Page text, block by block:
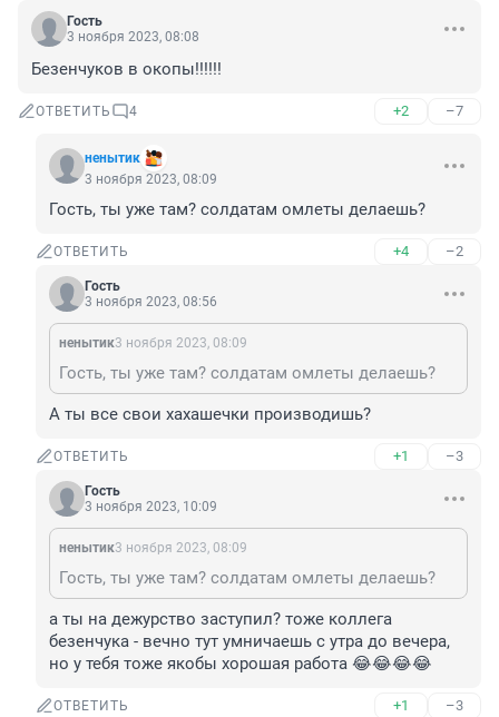
Гость
3 ноября 2023, 08:08
Безенчуков в окопы!!!!!!
ОТВЕТИТЬ 4 +2 –7
ненытик
3 ноября 2023, 08:09
Гость, ты уже там? солдатам омлеты делаешь?
ОТВЕТИТЬ +4 –2
Гость
3 ноября 2023, 08:56
ненытик3 ноября 2023, 08:09
Гость, ты уже там? солдатам омлеты делаешь?
А ты все свои хахашечки производишь?
ОТВЕТИТЬ +1 –3
Гость
3 ноября 2023, 10:09
ненытик3 ноября 2023, 08:09
Гость, ты уже там? солдатам омлеты делаешь?
а ты на дежурство заступил? тоже коллега
безенчука - вечно тут умничаешь с утра до вечера,
но у тебя тоже якобы хорошая работа 😂😂😂😂
ОТВЕТИТЬ +1 –3